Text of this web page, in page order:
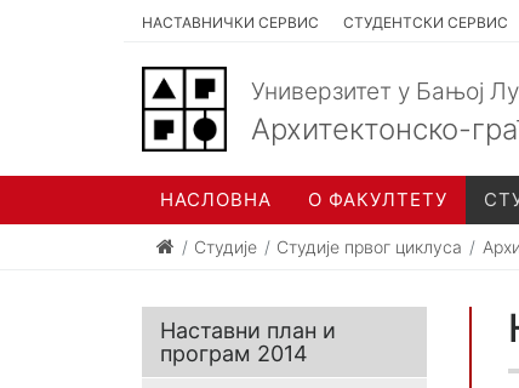
НАСТАВНИЧКИ СЕРВИС СТУДЕНТСКИ СЕРВИС
Универзитет у Бањој
Архитектонско-
НАСЛОВНА О ФАКУЛТЕТУ
Студије Студије првог циклуса
Наставни план и
програм 2014